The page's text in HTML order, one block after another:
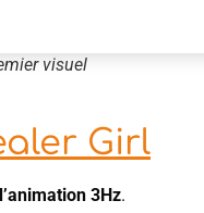
visuel
Girl
3Hz.